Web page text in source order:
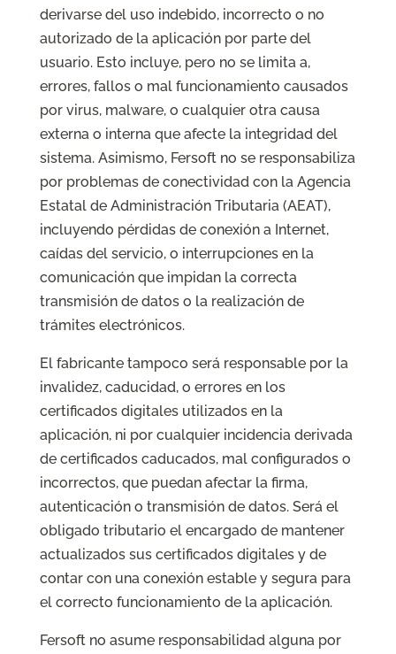
derivarse del uso indebido, incorrecto o no
autorizado de la aplicación por parte del
usuario. Esto incluye, pero no se limita a,
errores, fallos o mal funcionamiento causados
por virus, malware, o cualquier otra causa
externa o interna que afecte la integridad del
sistema. Asimismo, Fersoft no se responsabiliza
por problemas de conectividad con la Agencia
Estatal de Administración Tributaria (AEAT),
incluyendo pérdidas de conexión a Internet,
caídas del servicio, o interrupciones en la
comunicación que impidan la correcta
transmisión de datos o la realización de
trámites electrónicos.
El fabricante tampoco será responsable por la
invalidez, caducidad, o errores en los
certificados digitales utilizados en la
aplicación, ni por cualquier incidencia derivada
de certificados caducados, mal configurados o
incorrectos, que puedan afectar la firma,
autenticación o transmisión de datos. Será el
obligado tributario el encargado de mantener
actualizados sus certificados digitales y de
contar con una conexión estable y segura para
el correcto funcionamiento de la aplicación.
Fersoft no asume responsabilidad alguna por